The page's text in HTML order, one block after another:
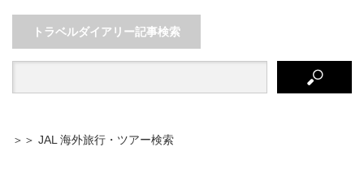
トラベルダイアリー記事検索
＞＞ JAL 海外旅行・ツアー検索